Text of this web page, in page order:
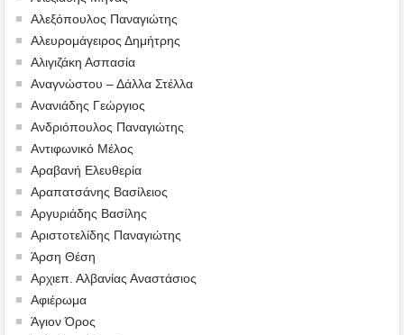
Αλεξόπουλος Παναγιώτης
Αλευρομάγειρος Δημήτρης
Αλιγιζάκη Ασπασία
Αναγνώστου – Δάλλα Στέλλα
Ανανιάδης Γεώργιος
Ανδριόπουλος Παναγιώτης
Αντιφωνικό Μέλος
Αραβανή Ελευθερία
Αραπατσάνης Βασίλειος
Αργυριάδης Βασίλης
Αριστοτελίδης Παναγιώτης
Άρση Θέση
Αρχιεπ. Αλβανίας Αναστάσιος
Αφιέρωμα
Άγιον Όρος